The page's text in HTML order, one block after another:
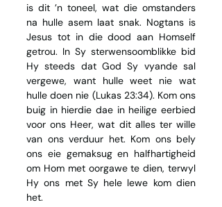
is dit ’n toneel, wat die omstanders
na hulle asem laat snak. Nogtans is
Jesus tot in die dood aan Homself
getrou. In Sy sterwensoomblikke bid
Hy steeds dat God Sy vyande sal
vergewe, want hulle weet nie wat
hulle doen nie (Lukas 23:34). Kom ons
buig in hierdie dae in heilige eerbied
voor ons Heer, wat dit alles ter wille
van ons verduur het. Kom ons bely
ons eie gemaksug en halfhartigheid
om Hom met oorgawe te dien, terwyl
Hy ons met Sy hele lewe kom dien
het.